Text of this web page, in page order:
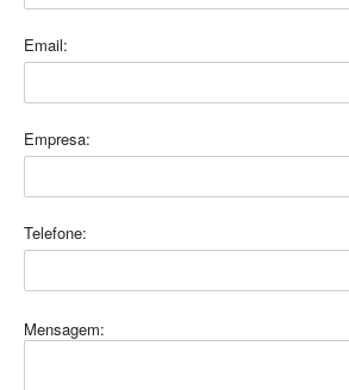
Email:
Empresa:
Telefone:
Mensagem: